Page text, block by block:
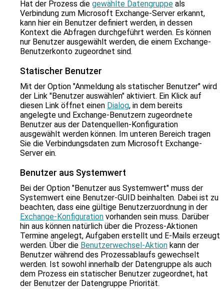
Hat der Prozess die gewählte Datengruppe als
Verbindung zum Microsoft Exchange-Server erkannt,
kann hier ein Benutzer definiert werden, in dessen
Kontext die Abfragen durchgeführt werden. Es können
nur Benutzer ausgewählt werden, die einem Exchange-
Benutzerkonto zugeordnet sind.
Statischer Benutzer
Mit der Option "Anmeldung als statischer Benutzer" wird
der Link "Benutzer auswählen" aktiviert. Ein Klick auf
diesen Link öffnet einen Dialog, in dem bereits
angelegte und Exchange-Benutzern zugeordnete
Benutzer aus der Datenquellen-Konfiguration
ausgewählt werden können. Im unteren Bereich tragen
Sie die Verbindungsdaten zum Microsoft Exchange-
Server ein.
Benutzer aus Systemwert
Bei der Option "Benutzer aus Systemwert" muss der
Systemwert eine Benutzer-GUID beinhalten. Dabei ist zu
beachten, dass eine gültige Benutzerzuordnung in der
Exchange-Konfiguration vorhanden sein muss. Darüber
hin aus können natürlich über die Prozess-Aktionen
Termine angelegt, Aufgaben erstellt und E-Mails erzeugt
werden. Über die Benutzerwechsel-Aktion kann der
Benutzer während des Prozessablaufs gewechselt
werden. Ist sowohl innerhalb der Datengruppe als auch
dem Prozess ein statischer Benutzer zugeordnet, hat
der Benutzer der Datengruppe Priorität.